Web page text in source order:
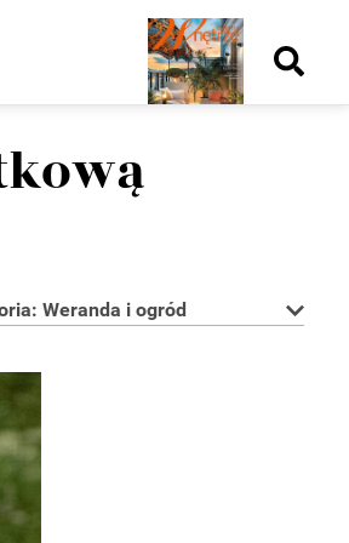
Nowy
numer
Wydanie papieroweWydanie cyfrowe
Weranda i ogród